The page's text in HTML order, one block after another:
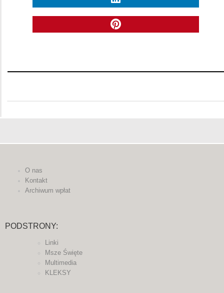
O nas
Kontakt
Archiwum wpłat
PODSTRONY:
Linki
Msze Święte
Multimedia
KLEKSY